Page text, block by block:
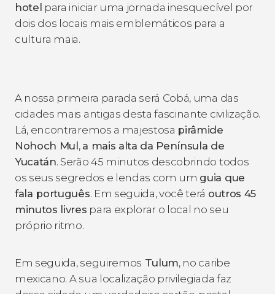
hotel para iniciar uma jornada inesquecível por
dois dos locais mais emblemáticos para a
cultura maia.
A nossa primeira parada será Cobá, uma das
cidades mais antigas desta fascinante civilização.
Lá, encontraremos a majestosa pirâmide
Nohoch Mul, a mais alta da Península de
Yucatán. Serão 45 minutos descobrindo todos
os seus segredos e lendas com um guia que
fala português. Em seguida, você terá outros 45
minutos livres para explorar o local no seu
próprio ritmo.
Em seguida, seguiremos Tulum, no caribe
mexicano. A sua localização privilegiada faz